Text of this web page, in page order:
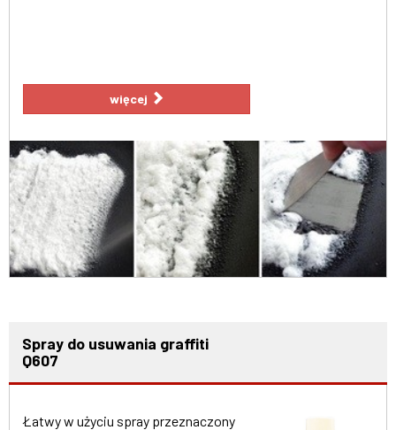
więcej
Spray do usuwania graffiti
Q607
Łatwy w użyciu spray przeznaczony